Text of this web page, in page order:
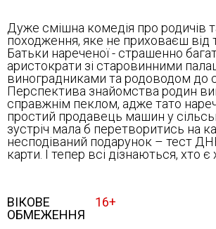
Дуже смішна комедія про родичів
походження, яке не приховаєш від
Батьки нареченої - страшенно
аристократи зі старовинними
виноградниками та родоводом до
Перспектива знайомства родин
справжнім пеклом, адже тато
простий продавець машин у
зустріч мала б перетворитись на
несподіваний подарунок – тест
карти. І тепер всі дізнаються, хто є
ВІКОВЕ
ОБМЕЖЕННЯ
16+